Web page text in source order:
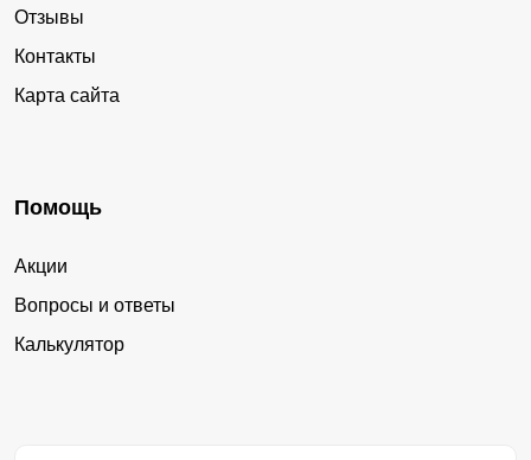
Отзывы
Контакты
Карта сайта
Помощь
Акции
Вопросы и ответы
Калькулятор